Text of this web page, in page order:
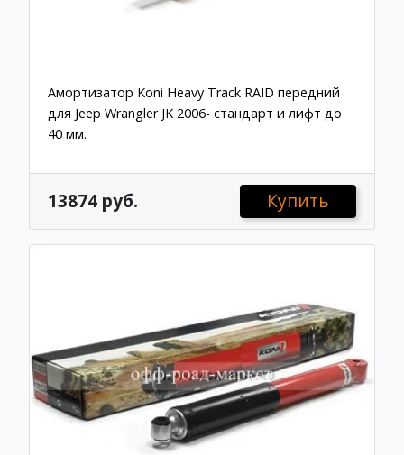
Амортизатор Koni Heavy Track RAID передний
для Jeep Wrangler JK 2006- стандарт и лифт до
40 мм.
13874 руб. Купить